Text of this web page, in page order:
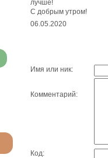
лучше!
С добрым утром!
06.05.2020
Имя или ник:
Комментарий:
Код: